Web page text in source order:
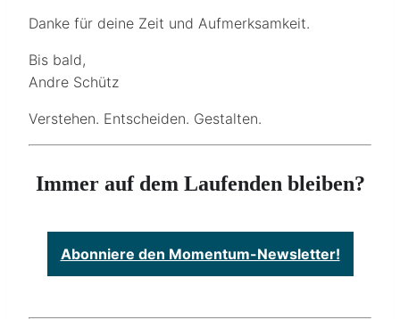
Danke für deine Zeit und Aufmerksamkeit.
Bis bald,
Andre Schütz
Verstehen. Entscheiden. Gestalten.
Immer auf dem Laufenden bleiben?
Abonniere den Momentum-Newsletter!